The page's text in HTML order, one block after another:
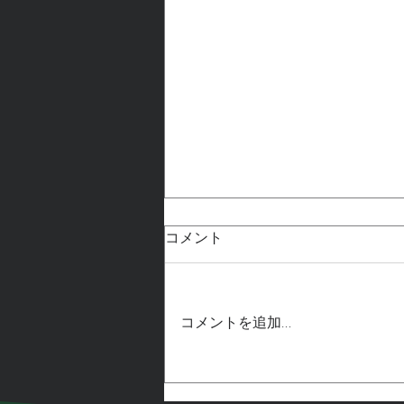
ほぼ出来ました。
コメント
コメントを追加…